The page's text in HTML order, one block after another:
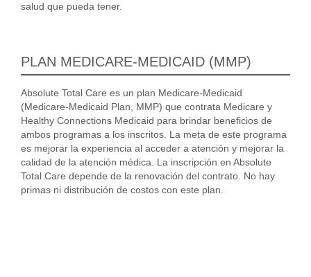
salud que pueda tener.
PLAN MEDICARE-MEDICAID (MMP)
Absolute Total Care es un plan Medicare-Medicaid
(Medicare-Medicaid Plan, MMP) que contrata Medicare y
Healthy Connections Medicaid para brindar beneficios de
ambos programas a los inscritos. La meta de este programa
es mejorar la experiencia al acceder a atención y mejorar la
calidad de la atención médica. La inscripción en Absolute
Total Care depende de la renovación del contrato. No hay
primas ni distribución de costos con este plan.